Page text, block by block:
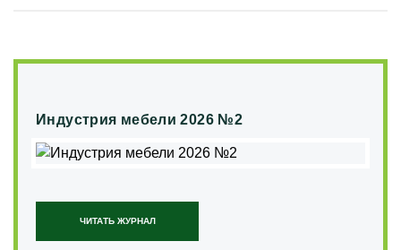
Индустрия мебели 2026 №2
ЧИТАТЬ ЖУРНАЛ